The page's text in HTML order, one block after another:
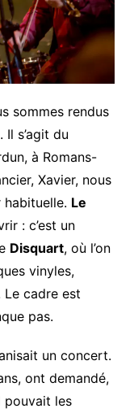
sommes rendus
s’agit du
à Romans-
Xavier, nous
habituelle. Le
: c’est un
Disquart, où l’on
vinyles,
Le cadre est
pas.
un concert.
ont demandé,
pouvait les